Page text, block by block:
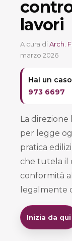
lavori
A cura diArch.
marzo 2026
Hai un
973 6697
La direzione
per legge
pratica
che tutela il
conformità
legalmente
Inizia da qui